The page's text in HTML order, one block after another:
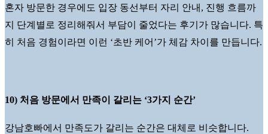
혼자 방문한 경우에도 입장 동선부터 자리 안내, 진행 흐름까
지 단계별로 정리해줘서 부담이 줄었다는 후기가 많습니다. 특
히 처음 경험이라면 이런 ‘초반 케어’가 체감 차이를 만듭니다.
10) 처음 방문에서 만족이 갈리는 ‘3가지 순간’
강남호빠에서 만족도가 갈리는 순간은 대체로 비슷합니다.